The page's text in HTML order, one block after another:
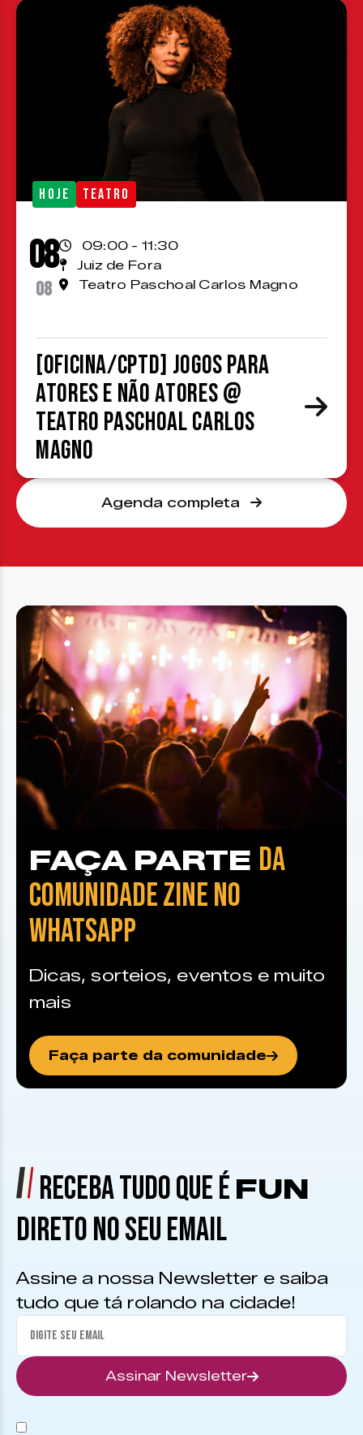
HOJE TEATRO
08
08
09:00 - 11:30
Juiz de Fora
Teatro Paschoal Carlos Magno
[OFICINA/CPTD] Jogos para
atores e não atores @
Teatro Paschoal Carlos
Magno
Agenda completa
FAÇA PARTE DA
COMUNIDADE ZINE NO
WHATSAPP
Dicas, sorteios, eventos e muito
mais
Faça parte da comunidade
RECEBA TUDO QUE É FUN
DIRETO NO SEU EMAIL
Assine a nossa Newsletter e saiba
tudo que tá rolando na cidade!
Assinar Newsletter